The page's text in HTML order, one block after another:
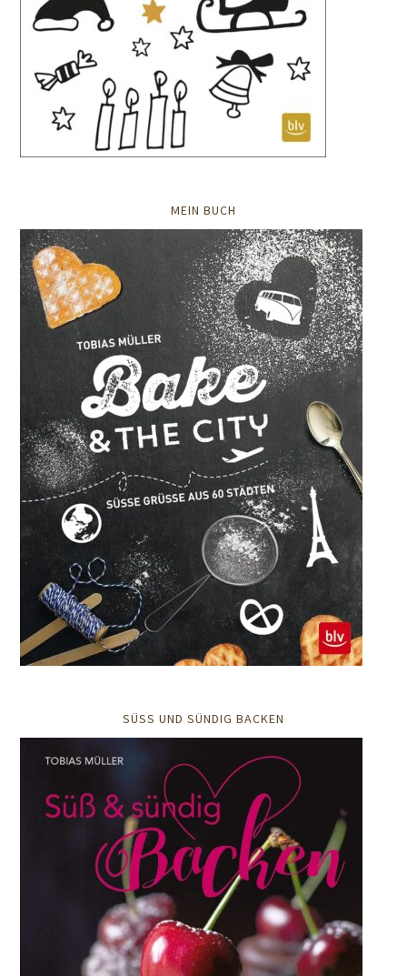
MEIN BUCH
SÜSS UND SÜNDIG BACKEN